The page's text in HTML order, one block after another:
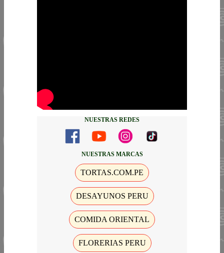
NUESTRAS REDES
NUESTRAS MARCAS
TORTAS.COM.PE
DESAYUNOS PERU
COMIDA ORIENTAL
FLORERIAS PERU